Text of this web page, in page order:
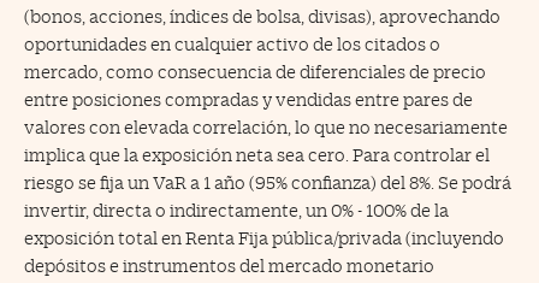
(bonos, acciones, índices de bolsa, divisas), aprovechando
oportunidades en cualquier activo de los citados o
mercado, como consecuencia de diferenciales de precio
entre posiciones compradas y vendidas entre pares de
valores con elevada correlación, lo que no necesariamente
implica que la exposición neta sea cero. Para controlar el
riesgo se fija un VaR a 1 año (95% confianza) del 8%. Se podrá
invertir, directa o indirectamente, un 0% - 100% de la
exposición total en Renta Fija pública/privada (incluyendo
depósitos e instrumentos del mercado monetario